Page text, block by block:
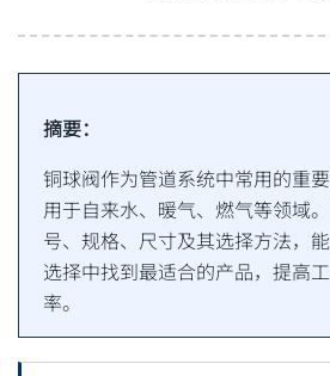
摘要：
铜球阀作为管道系统中常用的重
用于自来水、暖气、燃气等领域
号、规格、尺寸及其选择方法，
选择中找到最适合的产品，提高
率。